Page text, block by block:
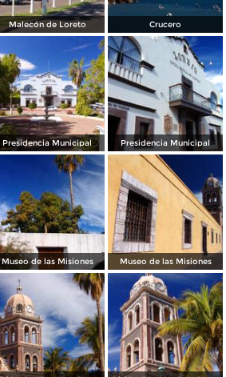
Malecón de Loreto Crucero
Presidencia Municipal Presidencia Municipal
Museo de las Misiones Museo de las Misiones